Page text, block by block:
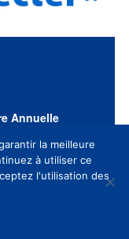
Annuelle
la meilleure
à utiliser ce
l'utilisation des